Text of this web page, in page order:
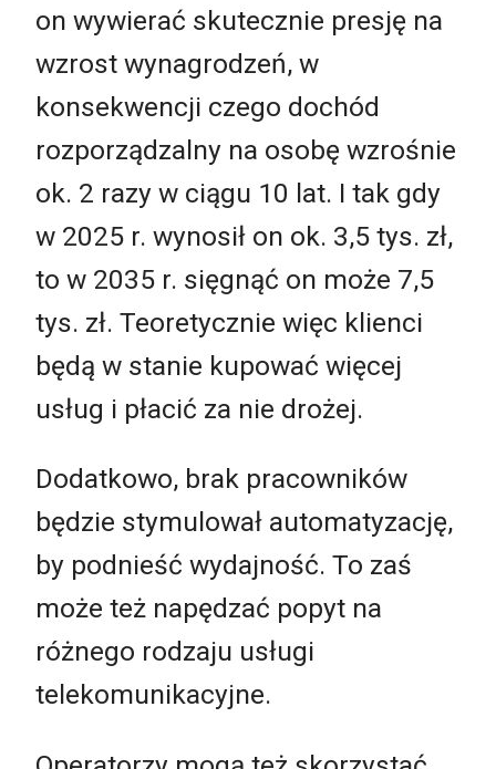
on wywierać skutecznie presję na
wzrost wynagrodzeń, w
konsekwencji czego dochód
rozporządzalny na osobę wzrośnie
ok. 2 razy w ciągu 10 lat. I tak gdy
w 2025 r. wynosił on ok. 3,5 tys. zł,
to w 2035 r. sięgnąć on może 7,5
tys. zł. Teoretycznie więc klienci
będą w stanie kupować więcej
usług i płacić za nie drożej.
Dodatkowo, brak pracowników
będzie stymulował automatyzację,
by podnieść wydajność. To zaś
może też napędzać popyt na
różnego rodzaju usługi
telekomunikacyjne.